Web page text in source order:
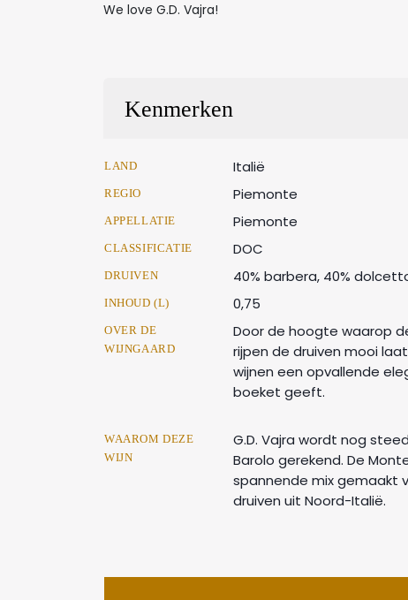
We love G.D. Vajra!
Kenmerken
LAND Italië
REGIO Piemonte
APPELLATIE Piemonte
CLASSIFICATIE DOC
DRUIVEN 40% barbera, 40%
INHOUD (L) 0,75
OVER DE
WIJNGAARD
Door de hoogte waarop
rijpen de druiven mooi
wijnen een opvallende
boeket geeft.
WAAROM DEZE
WIJN
G.D. Vajra wordt nog
Barolo gerekend. De
spannende mix gemaakt
druiven uit Noord-Italië.